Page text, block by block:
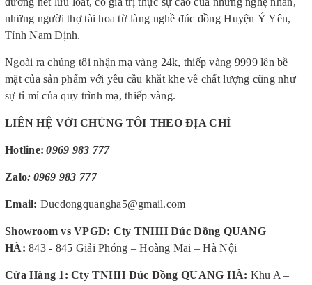
những người thợ tài hoa từ làng nghề đúc đồng Huyện Ý Yên,
Tỉnh Nam Định.
Ngoài ra chúng tôi nhận mạ vàng 24k, thiếp vàng 9999 lên bề
mặt của sản phẩm với yêu cầu khắt khe về chất lượng cũng như
sự tỉ mỉ của quy trình mạ, thiếp vàng.
LIÊN HỆ VỚI CHÚNG TÔI THEO ĐỊA CHỈ
Hotline: 0969 983 777
Zalo: 0969 983 777
Email: Ducdongquangha5@gmail.com
Showroom vs VPGD: Cty TNHH Đúc Đồng QUANG
HÀ:843- 845 Giải Phóng – Hoàng Mai – Hà Nội
Cửa Hàng 1: Cty TNHH Đúc Đồng QUANG HÀ: Khu A –